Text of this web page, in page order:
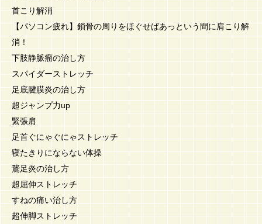
首こり解消
【パソコン疲れ】鎖骨の周りをほぐせばあっという間に肩こり解
消！
下肢静脈瘤の治し方
スパイダーストレッチ
足底腱膜炎の治し方
超ジャンプ力up
緊張肩
足首ぐにゃぐにゃストレッチ
寝たきりにならない体操
鵞足炎の治し方
超屈伸ストレッチ
すねの痛い治し方
超伸脚ストレッチ